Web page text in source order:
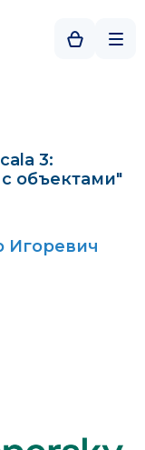
3:
объектами"
Игоревич